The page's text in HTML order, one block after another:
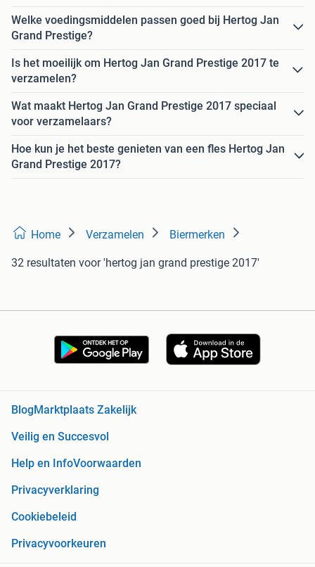
Welke voedingsmiddelen passen goed bij Hertog Jan
Grand Prestige?
Is het moeilijk om Hertog Jan Grand Prestige 2017 te
verzamelen?
Wat maakt Hertog Jan Grand Prestige 2017 speciaal
voor verzamelaars?
Hoe kun je het beste genieten van een fles Hertog Jan
Grand Prestige 2017?
Home Verzamelen Biermerken
32 resultaten voor 'hertog jan grand prestige 2017'
BlogMarktplaats Zakelijk
Veilig en Succesvol
Help en InfoVoorwaarden
Privacyverklaring
Cookiebeleid
Privacyvoorkeuren